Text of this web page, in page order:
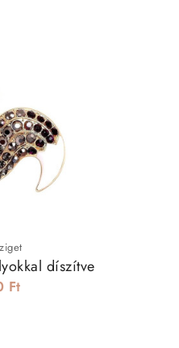
díszítve
Ft